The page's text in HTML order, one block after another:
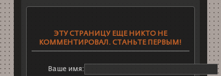
ЭТУ СТРАНИЦУ ЕЩЕ НИКТО НЕ
КОММЕНТИРОВАЛ. СТАНЬТЕ ПЕРВЫМ!
Ваше имя: